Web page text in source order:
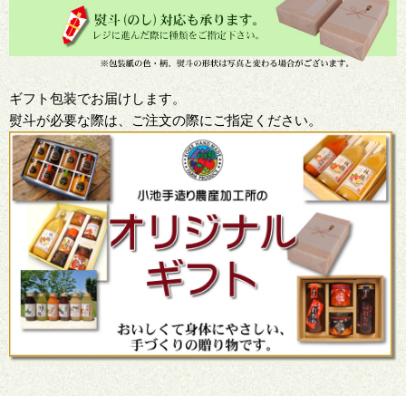
ギフト包装でお届けします。
熨斗が必要な際は、ご注文の際にご指定ください。